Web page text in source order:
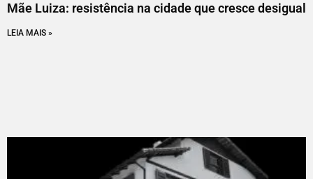
Mãe Luiza: resistência na cidade que cresce desigual
LEIA MAIS »